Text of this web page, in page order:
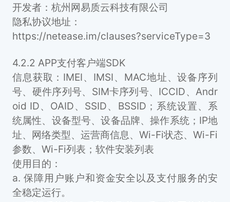
开发者：杭州网易质云科技有限公司
隐私协议地址：
https://netease.im/clauses?serviceType=3
4.2.2 APP支付客户端SDK
信息获取：IMEI、IMSI、MAC地址、设备序列
号、硬件序列号、SIM卡序列号、ICCID、Andr
oid ID、OAID、SSID、BSSID；系统设置、系
统属性、设备型号、设备品牌、操作系统；IP地
址、网络类型、运营商信息、Wi-Fi状态、Wi-Fi
参数、Wi-Fi列表；软件安装列表
使用目的：
a. 保障用户账户和资金安全以及支付服务的安
全稳定运行。